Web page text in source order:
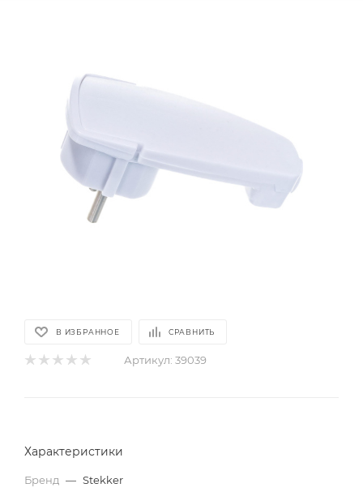
В ИЗБРАННОЕ СРАВНИТЬ
Артикул: 39039
Характеристики
Бренд — Stekker